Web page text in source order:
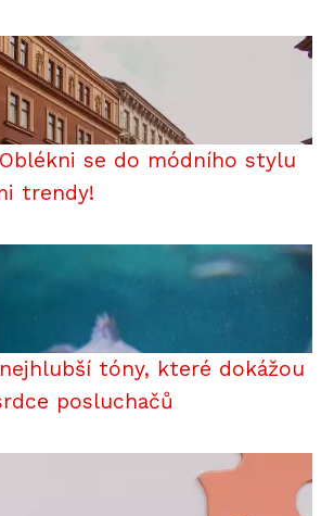
se do módního stylu
trendy!
tóny, které dokážou
posluchačů